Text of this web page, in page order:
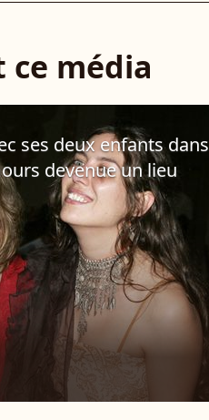
média
ses deux enfants dans
devenue un lieu